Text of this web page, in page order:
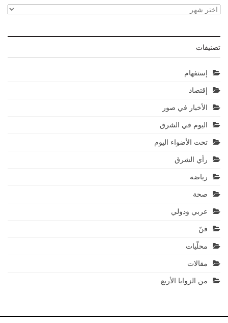
الأرشيف
تصنيفات
إستفهام
إقتصاد
الأخبار في صور
اليوم في الشرق
تحت الأضواء اليوم
رأي الشرق
رياضة
صحة
عربي ودولي
فنّ
محلّيات
مقالات
من الزوايا الأربع